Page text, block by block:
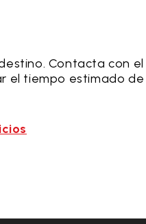
Contacta con el
el tiempo estimado